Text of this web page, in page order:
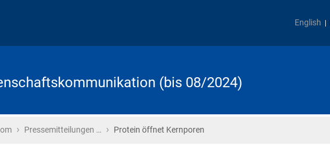
English
(bis 08/2024)
› Pressemitteilungen … › Protein öffnet Kernporen